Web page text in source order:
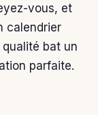
vous, et
calendrier
bat un
parfaite.